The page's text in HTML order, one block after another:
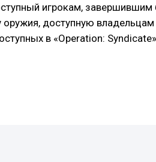
игрокам,
доступную
в «Operation: